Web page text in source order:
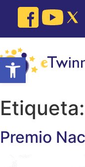
Open toolbar
content
Etiqueta:
Premio